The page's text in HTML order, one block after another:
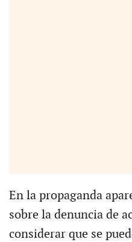
En la propaganda
sobre la denuncia de
considerar que se